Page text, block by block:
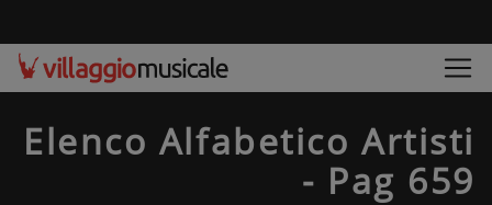
Elenco Alfabetico Artisti
- Pag 659